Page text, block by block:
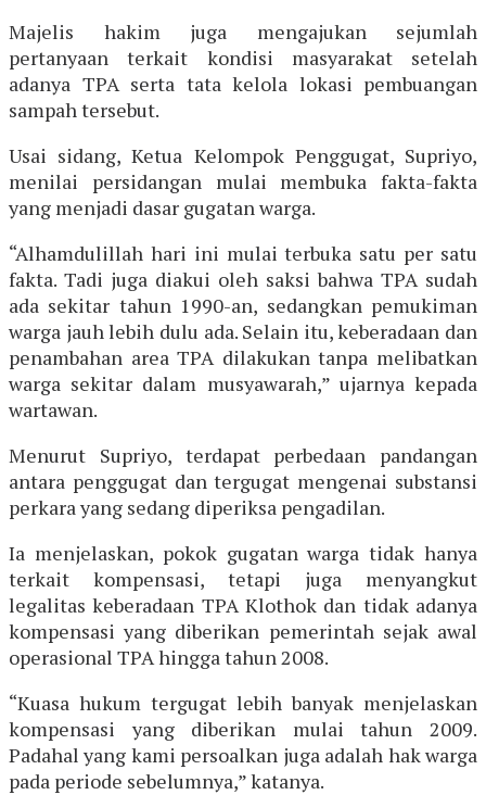
Majelis hakim juga mengajukan sejumlah
pertanyaan terkait kondisi masyarakat setelah
adanya TPA serta tata kelola lokasi pembuangan
sampah tersebut.
Usai sidang, Ketua Kelompok Penggugat, Supriyo,
menilai persidangan mulai membuka fakta-fakta
yang menjadi dasar gugatan warga.
“Alhamdulillah hari ini mulai terbuka satu per satu
fakta. Tadi juga diakui oleh saksi bahwa TPA sudah
ada sekitar tahun 1990-an, sedangkan pemukiman
warga jauh lebih dulu ada. Selain itu, keberadaan dan
penambahan area TPA dilakukan tanpa melibatkan
warga sekitar dalam musyawarah,” ujarnya kepada
wartawan.
Menurut Supriyo, terdapat perbedaan pandangan
antara penggugat dan tergugat mengenai substansi
perkara yang sedang diperiksa pengadilan.
Ia menjelaskan, pokok gugatan warga tidak hanya
terkait kompensasi, tetapi juga menyangkut
legalitas keberadaan TPA Klothok dan tidak adanya
kompensasi yang diberikan pemerintah sejak awal
operasional TPA hingga tahun 2008.
“Kuasa hukum tergugat lebih banyak menjelaskan
kompensasi yang diberikan mulai tahun 2009.
Padahal yang kami persoalkan juga adalah hak warga
pada periode sebelumnya,” katanya.